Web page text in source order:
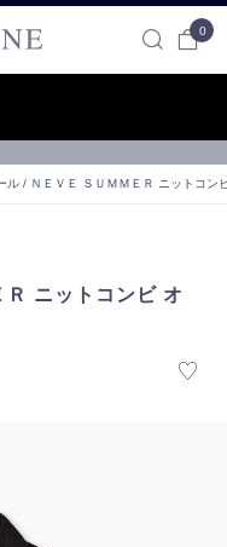
0
ル / ＮＥＶＥ ＳＵＭＭＥＲ ニットコン
ニットコンビ オ